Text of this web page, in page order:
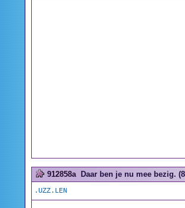
912858a Daar ben je nu mee bezig.
.UZZ.LEN